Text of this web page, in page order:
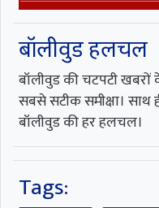
बॉलीवुड हलचल
बॉलीवुड की चटपटी खबरों
सबसे सटीक समीक्षा। साथ
बॉलीवुड की हर हलचल।
Tags: